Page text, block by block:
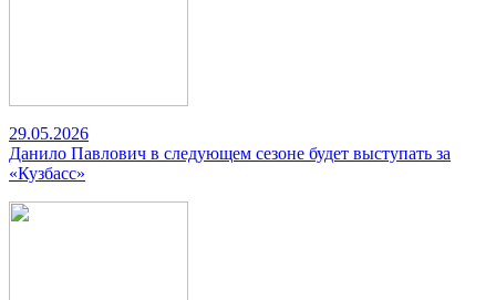
29.05.2026
Данило Павлович в следующем сезоне будет выступать за
«Кузбасс»